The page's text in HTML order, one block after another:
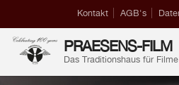
Kontakt AGB's
PRAESENS-FILM
Das Traditionshaus für Filme